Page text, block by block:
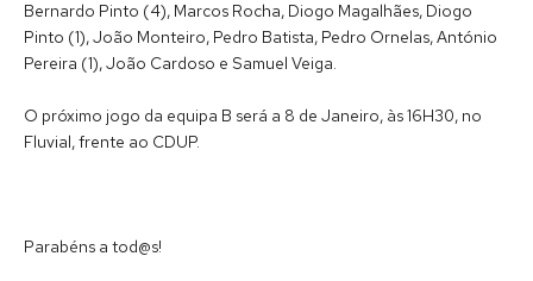
Bernardo Pinto (4), Marcos Rocha, Diogo Magalhães, Diogo
Pinto (1), João Monteiro, Pedro Batista, Pedro Ornelas, António
Pereira (1), João Cardoso e Samuel Veiga.
O próximo jogo da equipa B será a 8 de Janeiro, às 16H30, no
Fluvial, frente ao CDUP.
Parabéns a tod@s!